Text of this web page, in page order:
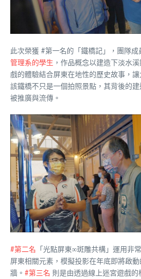
此次榮獲 #第一名的「鐵橋記」，團隊成
管理系的學生 ，作品概念以建造下淡水
戲的體驗結合屏東在地性的歷史故事，
該鐵橋不只是一個拍照景點，其背後的
被推廣與流傳。
#第二名 「光點屏東∞斑雕共構」運用非
屏東相關元素，模擬投影在年底即將啟
牆。 #第三名 則是由透過線上迷宮遊戲